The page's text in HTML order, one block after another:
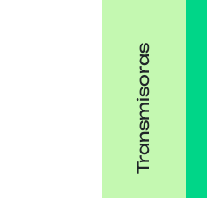
Transmisoras